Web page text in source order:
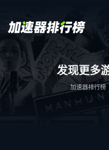
发现更多
加速器排行榜